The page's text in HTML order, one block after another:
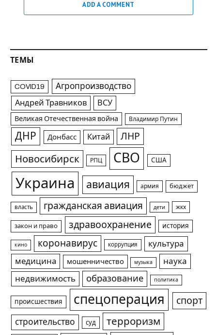
ADD A COMMENT
ТЕМЫ
COVID19 Агропроизводство
Андрей Травников ВСУ
Великая Отечественная война Владимир Путин
ДНР Донбасс Китай ЛНР
Новосибирск РПЦ СВО США
Украина авиация армия бюджет
власть гражданская авиация дети жкх
закон и право здравоохранение история
кино коронавирус коррупция
культура
медицина
мошенничество музыка
наука
недвижимость
образование политика
происшествия спецоперация спорт
строительство суд терроризм